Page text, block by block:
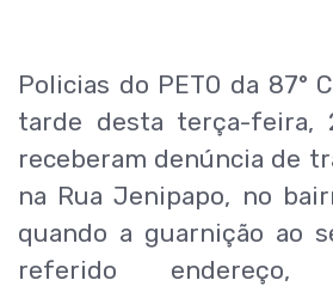
Policias do PETO da 87°
tarde desta terça-feira,
receberam denúncia de
na Rua Jenipapo, no
quando a guarnição ao
referido